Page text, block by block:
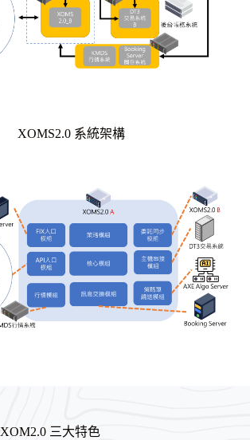
XOMS2.0 系統架構
XOM2.0 三大特色